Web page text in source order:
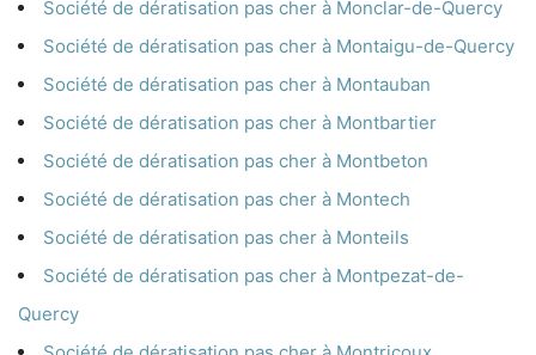
Société de dératisation pas cher à Monclar-de-Quercy
Société de dératisation pas cher à Montaigu-de-Quercy
Société de dératisation pas cher à Montauban
Société de dératisation pas cher à Montbartier
Société de dératisation pas cher à Montbeton
Société de dératisation pas cher à Montech
Société de dératisation pas cher à Monteils
Société de dératisation pas cher à Montpezat-de-
Quercy